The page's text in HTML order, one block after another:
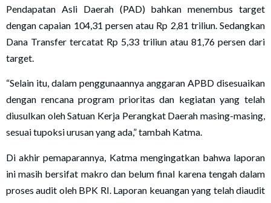
Pendapatan Asli Daerah (PAD) bahkan menembus target
dengan capaian 104,31 persen atau Rp 2,81 triliun. Sedangkan
Dana Transfer tercatat Rp 5,33 triliun atau 81,76 persen dari
target.
“Selain itu, dalam penggunaannya anggaran APBD disesuaikan
dengan rencana program prioritas dan kegiatan yang telah
diusulkan oleh Satuan Kerja Perangkat Daerah masing-masing,
sesuai tupoksi urusan yang ada,” tambah Katma.
Di akhir pemaparannya, Katma mengingatkan bahwa laporan
ini masih bersifat makro dan belum final karena tengah dalam
proses audit oleh BPK RI. Laporan keuangan yang telah diaudit